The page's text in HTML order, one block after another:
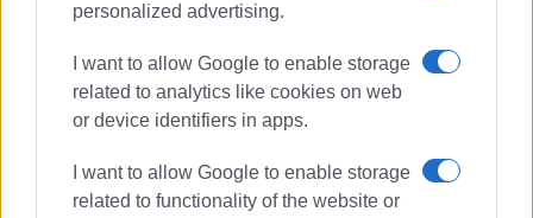
personalized advertising.
I want to allow Google to enable storage
related to analytics like cookies on web
or device identifiers in apps.
I want to allow Google to enable storage
related to functionality of the website or